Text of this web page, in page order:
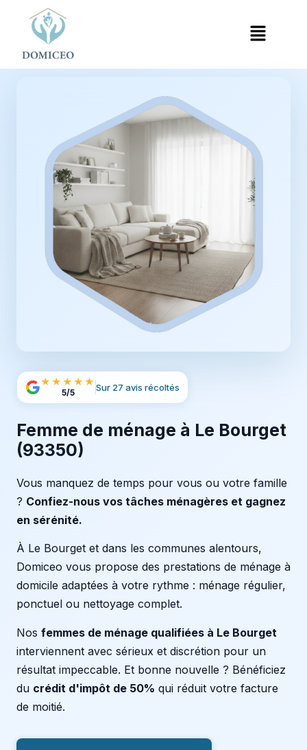
Accueil›Ménage à Domicile
★★★★★
5/5 Sur 27 avis récoltés
Femme de ménage à Le Bourget
(93350)
Vous manquez de temps pour vous ou votre famille
? Confiez-nous vos tâches ménagères et gagnez
en sérénité.
À Le Bourget et dans les communes alentours,
Domiceo vous propose des prestations de ménage à
domicile adaptées à votre rythme : ménage régulier,
ponctuel ou nettoyage complet.
Nos femmes de ménage qualifiées à Le Bourget
interviennent avec sérieux et discrétion pour un
résultat impeccable. Et bonne nouvelle ? Bénéficiez
du crédit d'impôt de 50% qui réduit votre facture
de moitié.
Panneau de gestion des cookies